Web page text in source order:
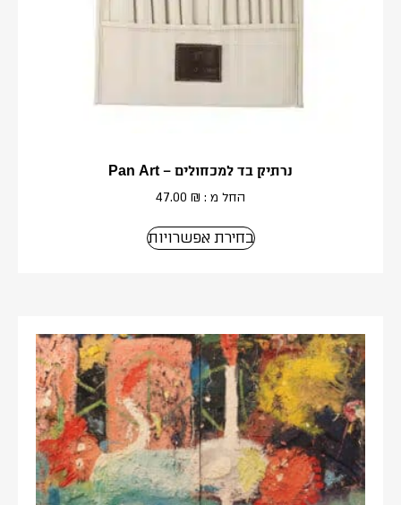
נרתיק בד למכחולים – Pan Art
החל מ : 47.00 ₪
בחירת אפשרויות